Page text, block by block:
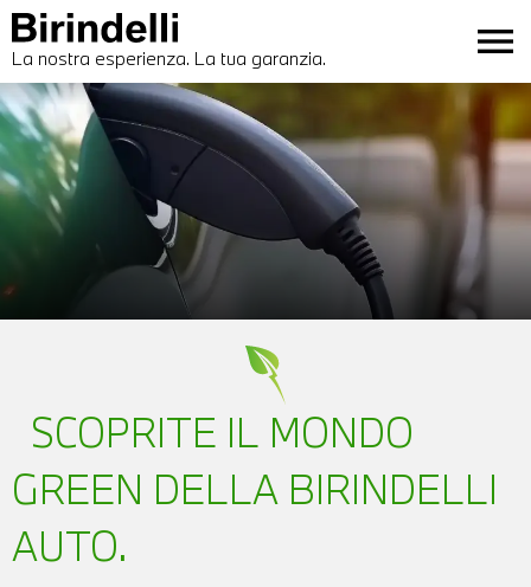
La nostra esperienza. La tua garanzia. menu
SCOPRITE IL MONDO
GREEN DELLA BIRINDELLI
AUTO.